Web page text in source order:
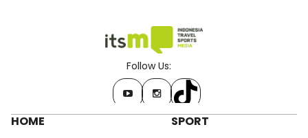
Follow Us:
HOME SPORT